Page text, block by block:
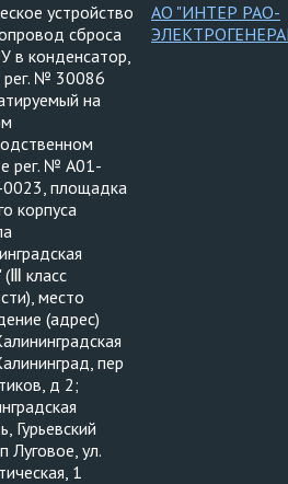
устройство
сброса
в конденсатор,
№ 30086
на
рег. № А01-
площадка
корпуса
класс
место
(адрес)
пер
д 2;
Гурьевский
Луговое, ул.
1
АО "ИНТЕР РАО-